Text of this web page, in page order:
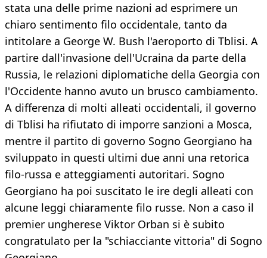
stata una delle prime nazioni ad esprimere un
chiaro sentimento filo occidentale, tanto da
intitolare a George W. Bush l'aeroporto di Tblisi. A
partire dall'invasione dell'Ucraina da parte della
Russia, le relazioni diplomatiche della Georgia con
l'Occidente hanno avuto un brusco cambiamento.
A differenza di molti alleati occidentali, il governo
di Tblisi ha rifiutato di imporre sanzioni a Mosca,
mentre il partito di governo Sogno Georgiano ha
sviluppato in questi ultimi due anni una retorica
filo-russa e atteggiamenti autoritari. Sogno
Georgiano ha poi suscitato le ire degli alleati con
alcune leggi chiaramente filo russe. Non a caso il
premier ungherese Viktor Orban si è subito
congratulato per la "schiacciante vittoria" di Sogno